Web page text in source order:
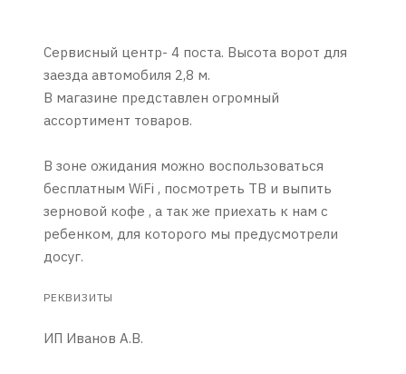
Сервисный центр- 4 поста. Высота ворот для
заезда автомобиля 2,8 м.
В магазине представлен огромный
ассортимент товаров.
В зоне ожидания можно воспользоваться
бесплатным WiFi , посмотреть ТВ и выпить
зерновой кофе , а так же приехать к нам с
ребенком, для которого мы предусмотрели
досуг.
РЕКВИЗИТЫ
ИП Иванов А.В.